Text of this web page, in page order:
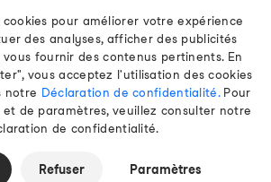
pour améliorer votre expérience
des analyses, afficher des publicités
vous fournir des contenus pertinents. En
vous acceptez l'utilisation des cookies
notre Déclaration de confidentialité.Pour
de paramètres, veuillez consulter notre
de confidentialité.
Refuser Paramètres